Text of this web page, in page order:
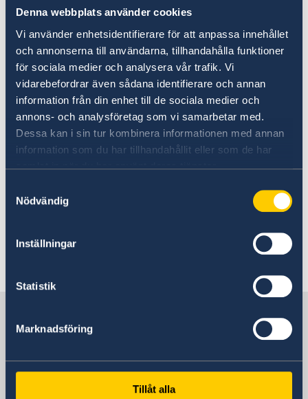
Denna webbplats använder cookies
Vi använder enhetsidentifierare för att anpassa innehållet
och annonserna till användarna, tillhandahålla funktioner
för sociala medier och analysera vår trafik. Vi
vidarebefordrar även sådana identifierare och annan
information från din enhet till de sociala medier och
annons- och analysföretag som vi samarbetar med.
Dessa kan i sin tur kombinera informationen med annan
information som du har tillhandahållit eller som de har
samlat in när du har använt deras tjänster.
Nödvändig
Inställningar
Statistik
Marknadsföring
Tillåt alla
Behövs vaccination
Se till att vara försäkrad
kraschade i juni 2012 på väg från Abuja till
Lagos. Samtliga ombordvarande omkom. I
olyckans efterdyningar uppdagades brister av
olika slag även hos andra nigerianska
flygbolag. Flera av dem belades med tillfälliga
flygförbud. I nuläget har Dana Air åter tillstånd
att flyga, men flera incidenter har nyligen
rapporterats vid flygningar med Dana Air. Den
som planerar att flyga inrikes i Nigeria bör
informera sig om den senaste utvecklingen på
området och vara medveten om att stora
förseningar och inställda flyg är vanligt
Sveriges Ambassad